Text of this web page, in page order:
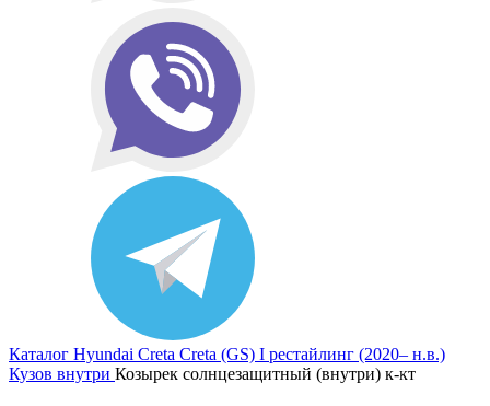
Каталог Hyundai Creta Creta (GS) I рестайлинг (2020– н.в.)
Кузов внутри Козырек солнцезащитный (внутри) к-кт